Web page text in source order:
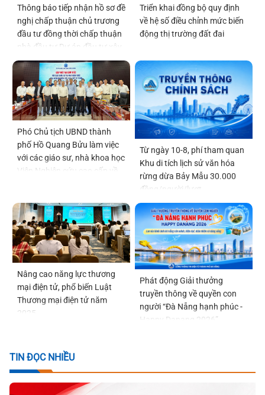
Thông báo tiếp nhận hồ sơ đề
nghị chấp thuận chủ trương
đầu tư đồng thời chấp thuận
nhà đầu tư Dự án đầu tư xây
dựng và kinh doanh kết cấu
hạ tầng khu chức năng tại vị
trí số 6 thuộc Khu thương
mại tự do Đà Nẵng
Triển khai đồng bộ quy định
về hệ số điều chỉnh mức biến
động thị trường đất đai
Phó Chủ tịch UBND thành
phố Hồ Quang Bửu làm việc
với các giáo sư, nhà khoa học
Viện Nghiên cứu cao cấp về
Từ ngày 10-8, phí tham quan
Khu di tích lịch sử văn hóa
rừng dừa Bảy Mẫu 30.000
đồng/người/lượt
Nâng cao năng lực thương
mại điện tử, phổ biến Luật
Thương mại điện tử năm
2025
Phát động Giải thưởng
truyền thông về quyền con
người “Đà Nẵng hạnh phúc -
Happy Danang 2026”
TIN ĐỌC NHIỀU